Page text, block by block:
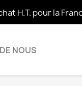
H.T. pour la
NOUS